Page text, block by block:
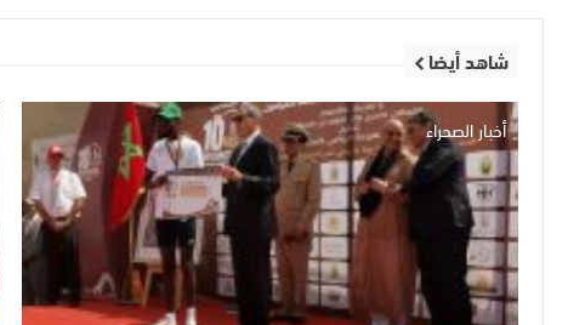
شاهد أيضا
أخبار الصحراء